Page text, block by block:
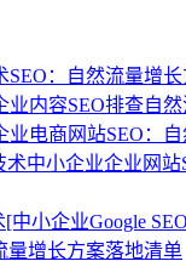
SEO：自然流量增
业内容SEO排查自
业电商网站SEO：
中小企业企业网
[中小企业Google
量增长方案落地清单